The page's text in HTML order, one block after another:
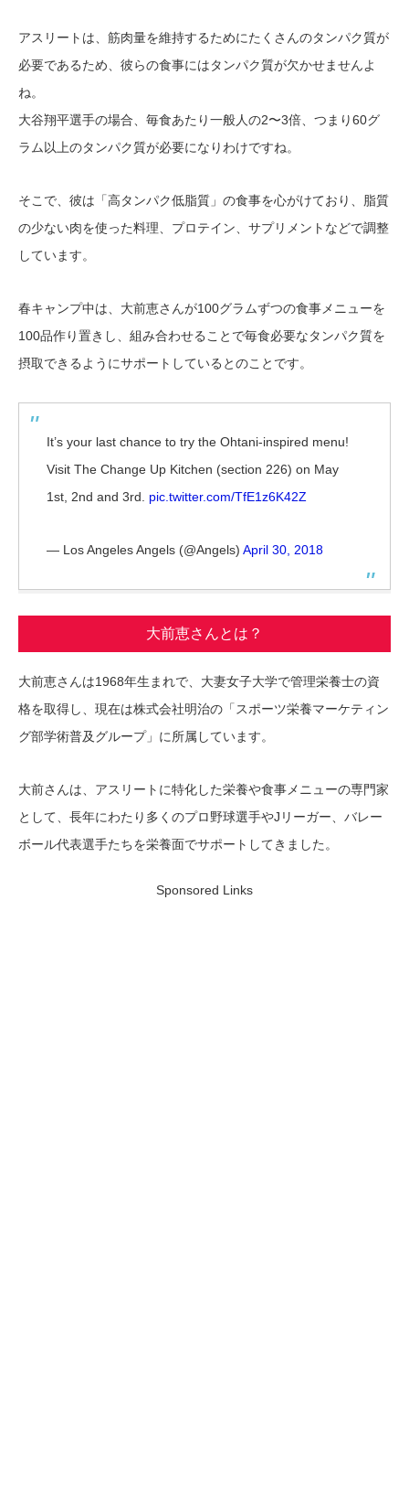
アスリートは、筋肉量を維持するためにたくさんのタンパク質が
必要であるため、彼らの食事にはタンパク質が欠かせませんよ
ね。
大谷翔平選手の場合、毎食あたり一般人の2〜3倍、つまり60グ
ラム以上のタンパク質が必要になりわけですね。
そこで、彼は「高タンパク低脂質」の食事を心がけており、脂質
の少ない肉を使った料理、プロテイン、サプリメントなどで調整
しています。
春キャンプ中は、大前恵さんが100グラムずつの食事メニューを
100品作り置きし、組み合わせることで毎食必要なタンパク質を
摂取できるようにサポートしているとのことです。
It’s your last chance to try the Ohtani-inspired menu!
Visit The Change Up Kitchen (section 226) on May
1st, 2nd and 3rd. pic.twitter.com/TfE1z6K42Z
— Los Angeles Angels (@Angels) April 30, 2018
大前恵さんとは？
大前恵さんは1968年生まれで、大妻女子大学で管理栄養士の資
格を取得し、現在は株式会社明治の「スポーツ栄養マーケティン
グ部学術普及グループ」に所属しています。
大前さんは、アスリートに特化した栄養や食事メニューの専門家
として、長年にわたり多くのプロ野球選手やJリーガー、バレー
ボール代表選手たちを栄養面でサポートしてきました。
Sponsored Links